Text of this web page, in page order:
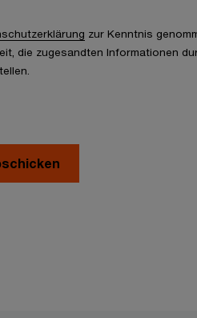
zur Kenntnis
die zugesandten Informationen